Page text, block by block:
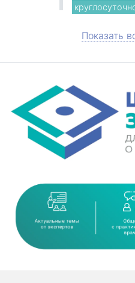
Показать